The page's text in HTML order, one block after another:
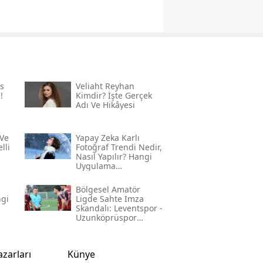
Veliaht Reyhan
Kimdir? İşte Gerçek
Adı Ve Hikâyesi
Yapay Zeka Karlı
Fotoğraf Trendi Nedir,
Nasıl Yapılır? Hangi
Uygulama
Adım Adım Rehber
Bölgesel Amatör
Ligde Sahte Imza
Skandalı: Leventspor -
Uzunköprüspor
Künye